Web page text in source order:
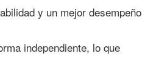
y un mejor desempeño
independiente, lo que